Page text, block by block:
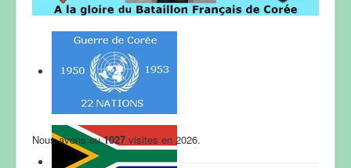
Nous avons eu1027 visites en 2026.